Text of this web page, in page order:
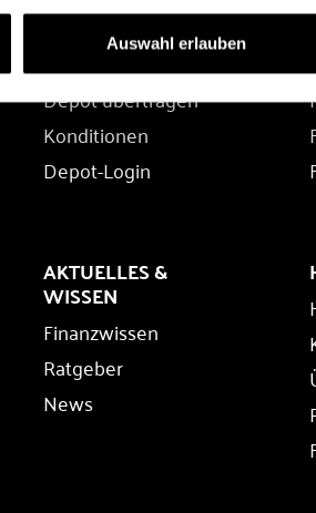
Auswahl erlauben
DEPOT
Depot übertragen
Konditionen
Depot-Login
AKTUELLES &
WISSEN
Finanzwissen
Ratgeber
News